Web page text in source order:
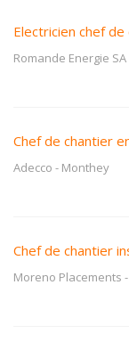
Electricien chef
Romande Energie SA
Chef de chantier
Adecco - Monthey
Chef de chantier
Moreno Placements -